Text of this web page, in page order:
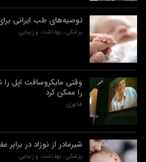
توصیه‌های طب ایرانی
پزشکی، بهداشت و زیبایی
وقتی مایکروسافت اپل
را ممکن کرد
فناوری
شیرمادر از نوزاد در
پزشکی، بهداشت و زیبایی